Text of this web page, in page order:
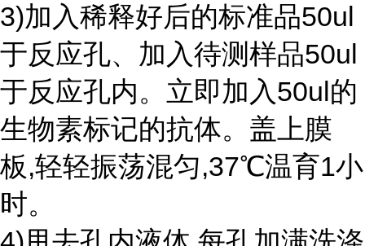
3)加入稀释好后的标准品50ul
于反应孔、加入待测样品50ul
于反应孔内。立即加入50ul的
生物素标记的抗体。盖上膜
板,轻轻振荡混匀,37℃温育1小
时。